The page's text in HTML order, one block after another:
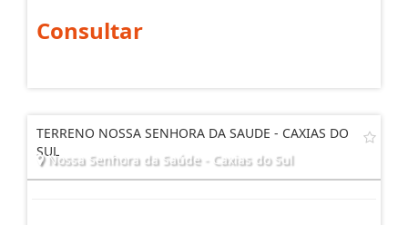
Consultar
TERRENO NOSSA SENHORA DA SAUDE - CAXIAS DO
SUL
Nossa Senhora da Saúde - Caxias do Sul